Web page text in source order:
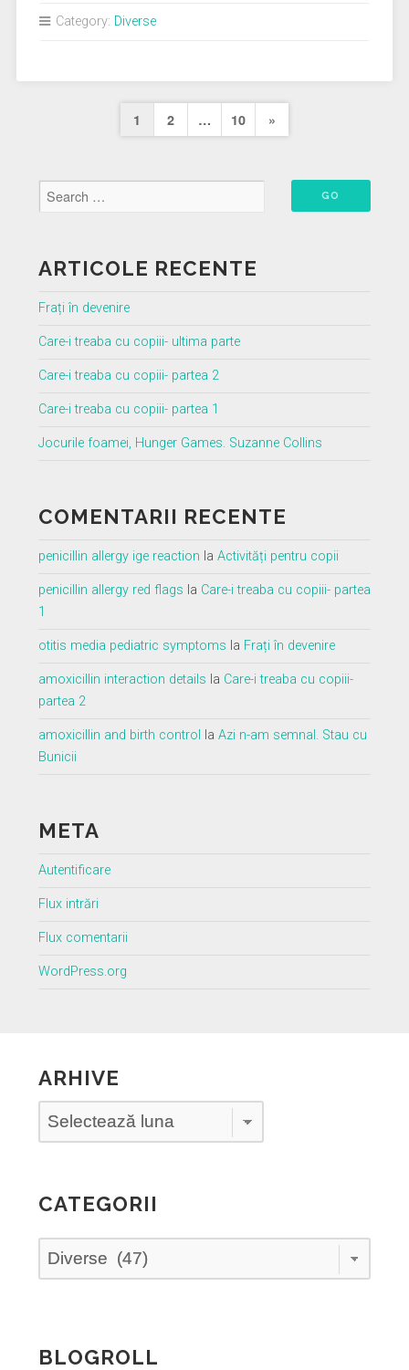
perfect’”
Category: Diverse
Paginație
1 2 … 10
Next
»
ARTICOLE RECENTE
Frați în devenire
Care-i treaba cu copiii- ultima parte
Care-i treaba cu copiii- partea 2
Care-i treaba cu copiii- partea 1
Jocurile foamei, Hunger Games. Suzanne Collins
COMENTARII RECENTE
penicillin allergy ige reaction la Activități pentru copii
penicillin allergy red flags la Care-i treaba cu copiii- partea
1
otitis media pediatric symptoms la Frați în devenire
amoxicillin interaction details la Care-i treaba cu copiii-
partea 2
amoxicillin and birth control la Azi n-am semnal. Stau cu
Bunicii
META
Autentificare
Flux intrări
Flux comentarii
WordPress.org
ARHIVE
CATEGORII
BLOGROLL